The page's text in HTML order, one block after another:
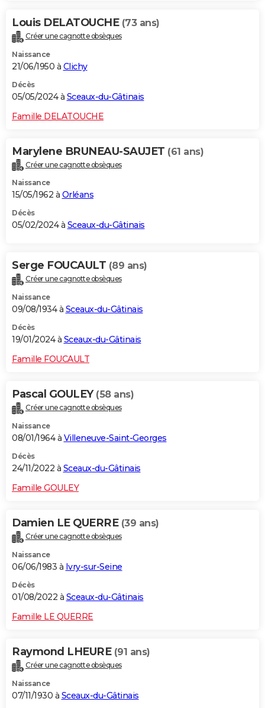
Louis DELATOUCHE (73 ans)
Créer une cagnotte obsèques
Naissance
21/06/1950 à Clichy
Décès
05/05/2024 à Sceaux-du-Gâtinais
Famille DELATOUCHE
Marylene BRUNEAU-SAUJET (61 ans)
Créer une cagnotte obsèques
Naissance
15/05/1962 à Orléans
Décès
05/02/2024 à Sceaux-du-Gâtinais
Serge FOUCAULT (89 ans)
Créer une cagnotte obsèques
Naissance
09/08/1934 à Sceaux-du-Gâtinais
Décès
19/01/2024 à Sceaux-du-Gâtinais
Famille FOUCAULT
Pascal GOULEY (58 ans)
Créer une cagnotte obsèques
Naissance
08/01/1964 à Villeneuve-Saint-Georges
Décès
24/11/2022 à Sceaux-du-Gâtinais
Famille GOULEY
Damien LE QUERRE (39 ans)
Créer une cagnotte obsèques
Naissance
06/06/1983 à Ivry-sur-Seine
Décès
01/08/2022 à Sceaux-du-Gâtinais
Famille LE QUERRE
Raymond LHEURE (91 ans)
Créer une cagnotte obsèques
Naissance
07/11/1930 à Sceaux-du-Gâtinais